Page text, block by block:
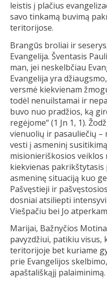
leistis į plačius
savo tinkamą buvimą
teritorijose.
Brangūs broliai ir
Evangelija. Šventasis
man, jei neskelbčiau
Evangelija yra
versmė kiekvienam
todėl nenuilstamai ir
buvo nuo pradžios, ką
regėjome“ (1 Jn 1, 1).
vienuolių ir pasauliečių –
vesti į asmeninį
misionieriškosios veiklos
kiekvienas pakrikštytasis
asmeninę situaciją kuo
Pašvęstieji ir
dosniai atsiliepti
Viešpačiu bei Jo
Marijai, Bažnyčios
pavyzdžiui, patikiu visus,
teritorijoje bet kuriame
prie Evangelijos
apaštališkąjį palaiminimą.